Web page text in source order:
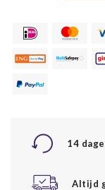
14
Altijd